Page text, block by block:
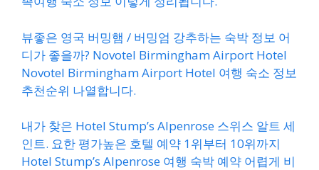
뷰좋은 영국 버밍햄 / 버밍엄 강추하는 숙박 정보 어
디가 좋을까? Novotel Birmingham Airport Hotel
Novotel Birmingham Airport Hotel 여행 숙소 정보
추천순위 나열합니다.
내가 찾은 Hotel Stump’s Alpenrose 스위스 알트 세
인트. 요한 평가높은 호텔 예약 1위부터 10위까지
Hotel Stump’s Alpenrose 여행 숙박 예약 어렵게 비